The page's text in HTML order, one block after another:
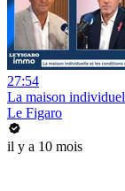
27:54
La maison
Le Figaro
il y a 10 mois